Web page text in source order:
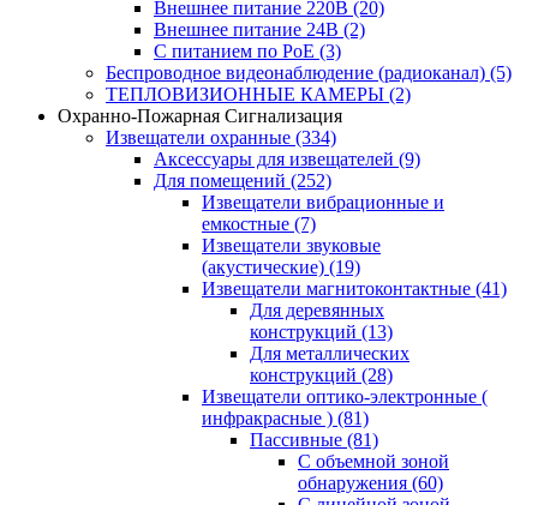
Внешнее питание 220В (20)
Внешнее питание 24В (2)
С питанием по PoE (3)
Беспроводное видеонаблюдение (радиоканал) (5)
ТЕПЛОВИЗИОННЫЕ КАМЕРЫ (2)
Охранно-Пожарная Сигнализация
Извещатели охранные (334)
Аксессуары для извещателей (9)
Для помещений (252)
Извещатели вибрационные и
емкостные (7)
Извещатели звуковые
(акустические) (19)
Извещатели магнитоконтактные (41)
Для деревянных
конструкций (13)
Для металлических
конструкций (28)
Извещатели оптико-электронные (
инфракрасные ) (81)
Пассивные (81)
С объемной зоной
обнаружения (60)